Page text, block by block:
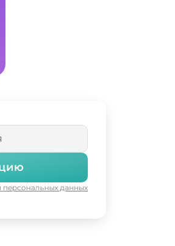
персональных данных